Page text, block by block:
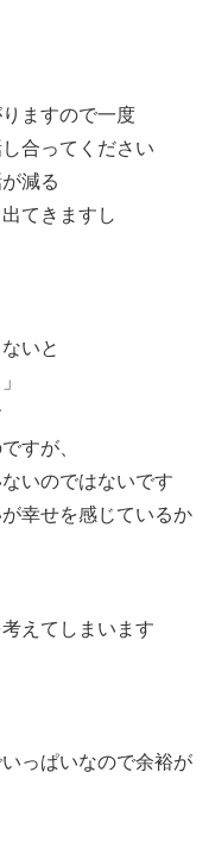
ますので一度
合ってください
減る
てきますし
いと
すが、
いのではないです
幸せを感じているか
えてしまいます
っぱいなので余裕が